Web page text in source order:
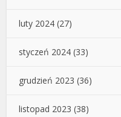
luty 2024 (27)
styczeń 2024 (33)
grudzień 2023 (36)
listopad 2023 (38)